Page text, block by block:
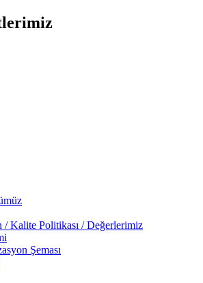
Kalite Politikası / Değerlerimiz
Şeması